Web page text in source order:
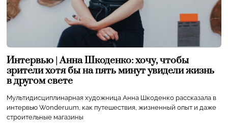
Интервью | Анна Шкоденко: хочу, чтобы
зрители хотя бы на пять минут увидели жизнь
в другом свете
Мультидисциплинарная художница Анна Шкоденко рассказала в
интервью Wonderuum, как путешествия, жизненный опыт и даже
строительные магазины